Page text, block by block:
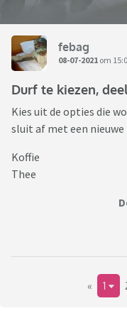
febag
08-07-2021 om
Durf te kiezen,
Kies uit de opties die
sluit af met een nieuwe
Koffie
Thee
« 1